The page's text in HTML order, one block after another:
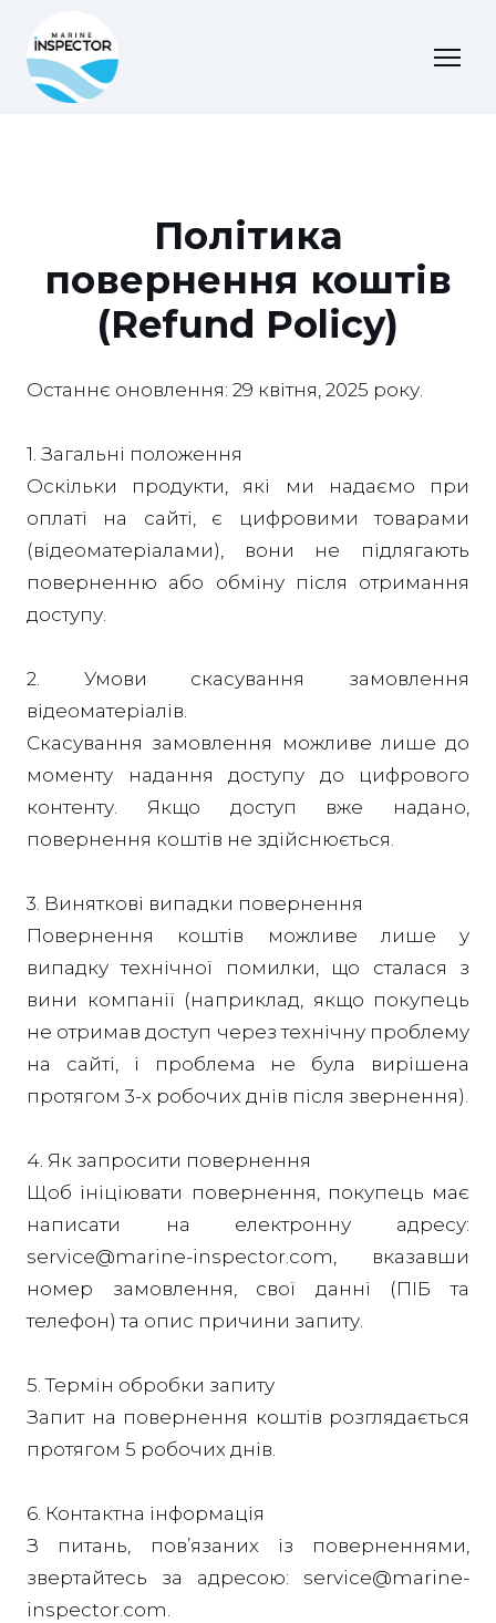
Політика
повернення коштів
(Refund Policy)
Останнє оновлення: 29 квітня, 2025 року.
1. Загальні положення
Оскільки продукти, які ми надаємо при
оплаті на сайті, є цифровими товарами
(відеоматеріалами), вони не підлягають
поверненню або обміну після отримання
доступу.
2. Умови скасування замовлення
відеоматеріалів.
Скасування замовлення можливе лише до
моменту надання доступу до цифрового
контенту. Якщо доступ вже надано,
повернення коштів не здійснюється.
3. Виняткові випадки повернення
Повернення коштів можливе лише у
випадку технічної помилки, що сталася з
вини компанії (наприклад, якщо покупець
не отримав доступ через технічну проблему
на сайті, і проблема не була вирішена
протягом 3-х робочих днів після звернення).
4. Як запросити повернення
Щоб ініціювати повернення, покупець має
написати на електронну адресу:
service@marine-inspector.com, вказавши
номер замовлення, свої данні (ПІБ та
телефон) та опис причини запиту.
5. Термін обробки запиту
Запит на повернення коштів розглядається
протягом 5 робочих днів.
6. Контактна інформація
З питань, пов’язаних із поверненнями,
звертайтесь за адресою: service@marine-
inspector.com.